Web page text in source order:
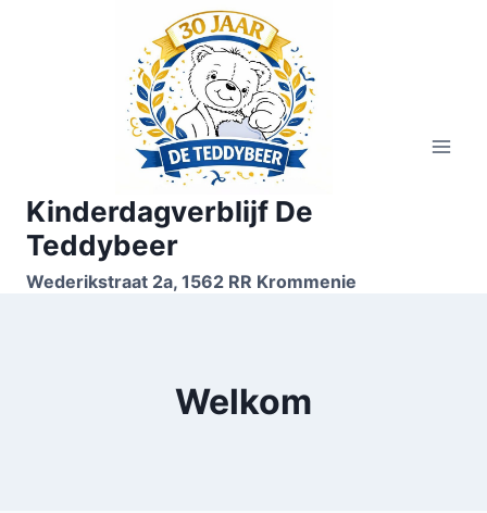
Kinderdagverblijf De
Teddybeer
Wederikstraat 2a, 1562 RR Krommenie
Welkom